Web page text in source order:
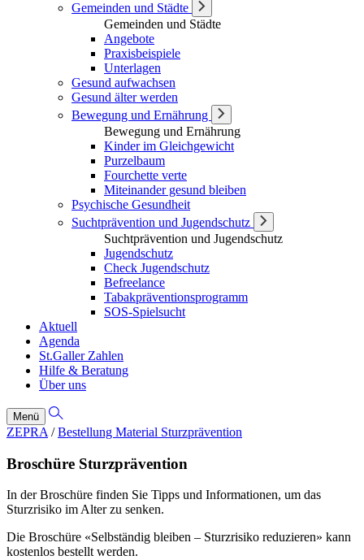
Gemeinden und Städte
Gemeinden und Städte
Angebote
Praxisbeispiele
Unterlagen
Gesund aufwachsen
Gesund älter werden
Bewegung und Ernährung
Bewegung und Ernährung
Kinder im Gleichgewicht
Purzelbaum
Fourchette verte
Miteinander gesund bleiben
Psychische Gesundheit
Suchtprävention und Jugendschutz
Suchtprävention und Jugendschutz
Jugendschutz
Check Jugendschutz
Befreelance
Tabakpräventionsprogramm
SOS-Spielsucht
Aktuell
Agenda
St.Galler Zahlen
Hilfe & Beratung
Über uns
Menü
ZEPRA / Bestellung Material Sturzprävention
Broschüre Sturzprävention
In der Broschüre finden Sie Tipps und Informationen, um das
Sturzrisiko im Alter zu senken.
Die Broschüre «Selbständig bleiben – Sturzrisiko reduzieren» kann
kostenlos bestellt werden.